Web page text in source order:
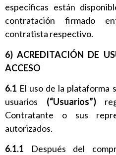
específicas están
contratación firmado
contratista respectivo.
6) ACREDITACIÓN DE
ACCESO
6.1 El uso de la plataforma
usuarios (“Usuarios”)
Contratante o sus
autorizados.
6.1.1 Después del